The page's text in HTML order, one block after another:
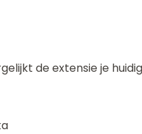
de extensie je